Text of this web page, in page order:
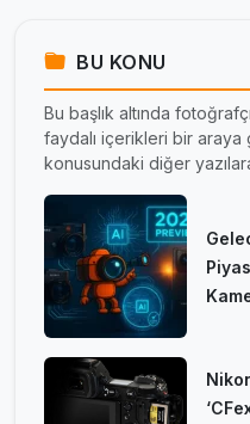
BU KONU
Bu başlık altında
faydalı içerikleri bir araya
konusundaki diğer